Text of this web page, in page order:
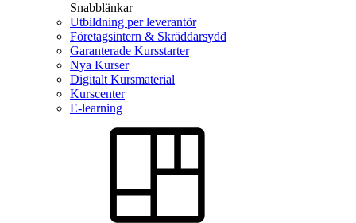
Snabblänkar
Utbildning per leverantör
Företagsintern & Skräddarsydd
Garanterade Kursstarter
Nya Kurser
Digitalt Kursmaterial
Kurscenter
E-learning